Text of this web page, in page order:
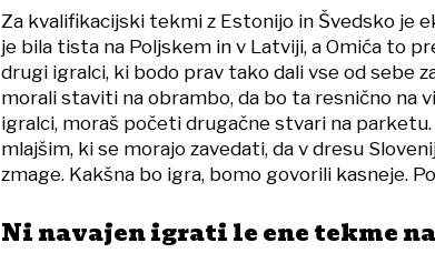
Za kvalifikacijski tekmi z Estonijo in Švedsko je
je bila tista na Poljskem in v Latviji, a Omića to
drugi igralci, ki bodo prav tako dali vse od sebe
morali staviti na obrambo, da bo ta resnično na
igralci, moraš početi drugačne stvari na
mlajšim, ki se morajo zavedati, da v dresu
zmage. Kakšna bo igra, bomo govorili kasneje.
Ni navajen igrati le ene tekme